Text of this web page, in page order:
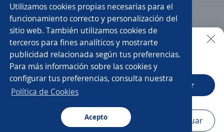
Utilizamos cookies propias necesarias para el
funcionamiento correcto y personalización del
sitio web. También utilizamos cookies de
terceros para fines analíticos y mostrarte
publicidad relacionada según tus preferencias.
Para más información sobre las cookies y
configurar tus preferencias, consulta nuestra
Política de Cookies
Acepto
Empleos similares
Asistente de producción Auxiliar de mantenimiento
Auxiliar Auxiliar de cocina Auxiliar de distribución
Auxiliar de bodega
Ayudante de limpieza Ayudante de servicios generales
Buscar es más fácil en la app
CT App Abrir
Navegador Continuar